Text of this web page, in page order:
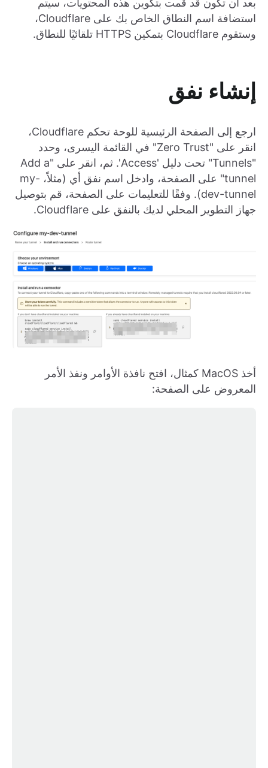
بعد أن تكون قد قمت بتكوين هذه المحتويات، سيتم
استضافة اسم النطاق الخاص بك على Cloudflare،
وستقوم Cloudflare بتمكين HTTPS تلقائيًا للنطاق.
إنشاء نفق
ارجع إلى الصفحة الرئيسية للوحة تحكم Cloudflare،
انقر على "Zero Trust" في القائمة اليسرى، وحدد
"Tunnels" تحت دليل 'Access'. ثم، انقر على "Add a
tunnel" على الصفحة، وادخل اسم نفق أي (مثلاً، my-
dev-tunnel). وفقًا للتعليمات على الصفحة، قم بتوصيل
جهاز التطوير المحلي لديك بالنفق على Cloudflare.
أخذ MacOS كمثال، افتح نافذة الأوامر ونفذ الأمر
المعروض على الصفحة: